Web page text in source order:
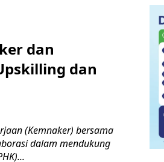
dan
dan
(Kemnaker) bersama
dalam mendukung